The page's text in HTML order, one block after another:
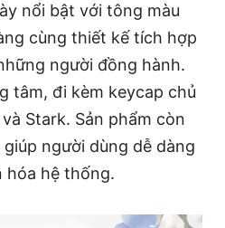
nổi bật với tông màu
cùng thiết kế tích hợp
người đồng hành.
tâm, đi kèm keycap chủ
Stark. Sản phẩm còn
người dùng dễ dàng
hóa hệ thống.